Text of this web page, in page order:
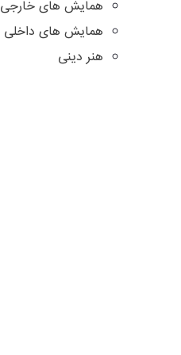
همایش های خارجی
همایش های داخلی
هنر دینی